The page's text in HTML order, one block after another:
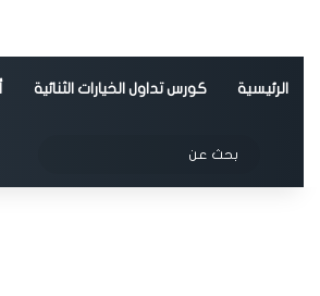
الرئيسية كورس تداول الخيارات الثنائية
الوضع المظلم
عن